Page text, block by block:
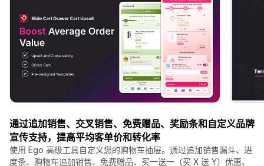
通过追加销售、交叉销售、免费赠品、奖励条和自定义品牌
宣传支持，提高平均客单价和转化率
使用 Ego 高级工具自定义您的购物车抽屉。通过追加销售漏斗、进
度条、购物车追加销售、免费赠品、买一送一（买 X 送 Y）优惠、